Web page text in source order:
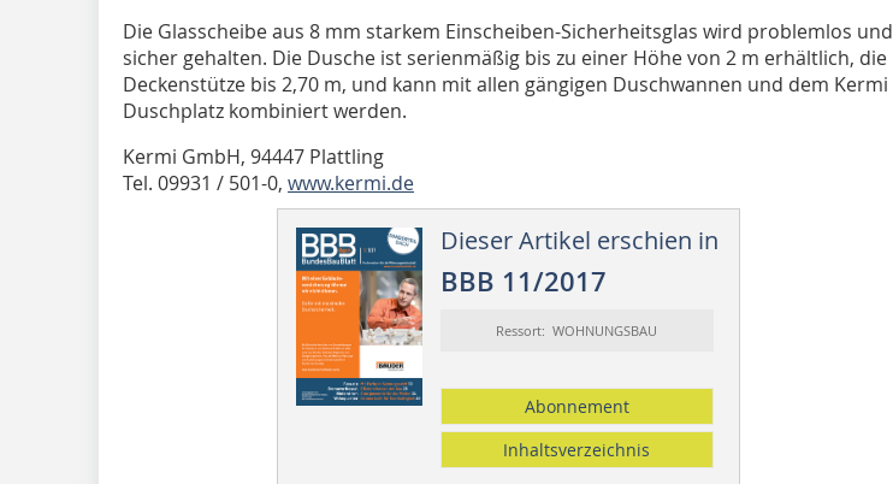
Die Glasscheibe aus 8 mm starkem Einscheiben-Sicherheitsglas wird problemlos und
sicher gehalten. Die Dusche ist serienmäßig bis zu einer Höhe von 2 m erhältlich, die
Deckenstütze bis 2,70 m, und kann mit allen gängigen Duschwannen und dem Kermi
Duschplatz kombiniert werden.
Kermi GmbH, 94447 Plattling
Tel. 09931 / 501-0, www.kermi.de
Dieser Artikel erschien in
BBB 11/2017
Ressort: WOHNUNGSBAU
Abonnement
Inhaltsverzeichnis